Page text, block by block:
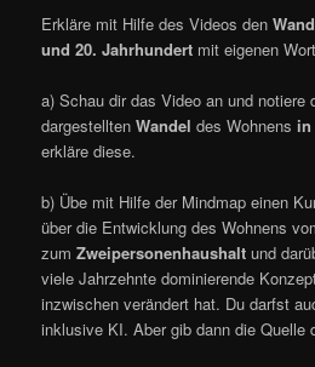
Erkläre mit Hilfe des Videos den
und 20. Jahrhundert mit eigenen
a) Schau dir das Video an und notiere
dargestellten Wandeldes Wohnens
erkläre diese.
b) Übe mit Hilfe der Mindmap einen
über die Entwicklung des Wohnens
zumZweipersonenhaushaltund
viele Jahrzehnte dominierende
inzwischen verändert hat. Du darfst
inklusive KI. Aber gib dann die Quelle